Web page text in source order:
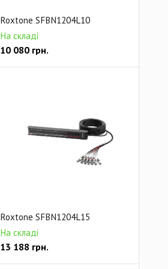
Roxtone SFBN1204L10
На складі
10 080 грн.
Roxtone SFBN1204L15
На складі
13 188 грн.